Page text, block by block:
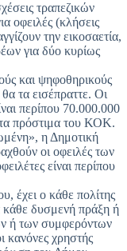
τραπεζικών
οφειλές (κλήσεις
την εικοσαετία,
για δύο κυρίως
και ψηφοθηρικούς
τα εισέπραττε. Οι
περίπου 70.000.000
πρόστιμα του ΚΟΚ.
η Δημοτική
οι οφειλές των
είναι περίπου
έχει ο κάθε πολίτης
κάθε δυσμενή πράξη ή
ή των συμφερόντων
κανόνες χρηστής